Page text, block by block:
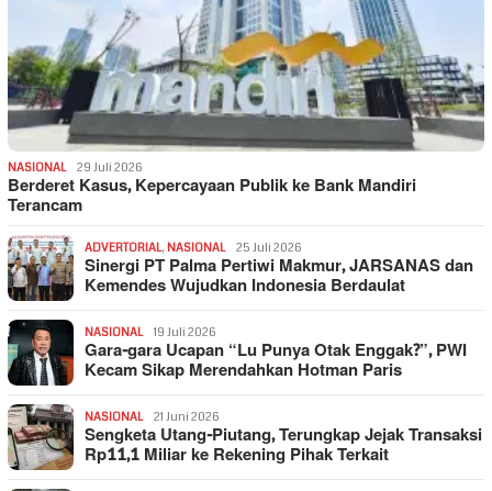
NASIONAL 29 Juli 2026
Berderet Kasus, Kepercayaan Publik ke Bank Mandiri
Terancam
ADVERTORIAL, NASIONAL 25 Juli 2026
Sinergi PT Palma Pertiwi Makmur, JARSANAS dan
Kemendes Wujudkan Indonesia Berdaulat
NASIONAL 19 Juli 2026
Gara-gara Ucapan “Lu Punya Otak Enggak?”, PWI
Kecam Sikap Merendahkan Hotman Paris
NASIONAL 21 Juni 2026
Sengketa Utang-Piutang, Terungkap Jejak Transaksi
Rp11,1 Miliar ke Rekening Pihak Terkait